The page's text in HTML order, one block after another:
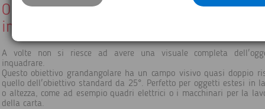
Obiettivo 10 mm , campo visivo di 45°
inclusa custodia
A volte non si riesce ad avere una visuale completa
inquadrare.
Questo obiettivo grandangolare ha un campo visivo quasi doppio
quello dell'obiettivo standard da 25°. Perfetto per oggetti estesi in
o altezza, come ad esempio quadri elettrici o i macchinari per la
della carta.